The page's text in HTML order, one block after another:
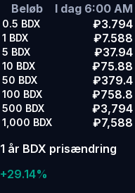
Beløb
I dag 6:00 AM
0.5 BDX ₽3.794
1 BDX ₽7.588
5 BDX ₽37.94
10 BDX ₽75.88
50 BDX ₽379.4
100 BDX ₽758.8
500 BDX ₽3,794
1,000 BDX ₽7,588
1 år BDX prisændring
+29.14%